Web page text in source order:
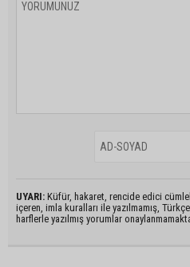
UYARI: Küfür, hakaret, rencide edici
içeren, imla kuralları ile yazılmamış,
harflerle yazılmış yorumlar